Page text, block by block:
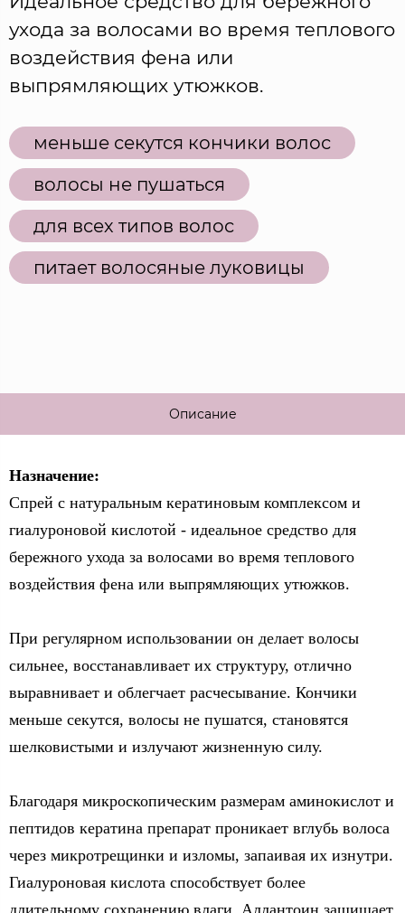
ухода за волосами во время теплового
воздействия фена или
выпрямляющих утюжков.
меньше секутся кончики волос
волосы не пушаться
для всех типов волос
питает волосяные луковицы
Описание
Назначение:
Спрей с натуральным кератиновым комплексом и
гиалуроновой кислотой - идеальное средство для
бережного ухода за волосами во время теплового
воздействия фена или выпрямляющих утюжков.
При регулярном использовании он делает волосы
сильнее, восстанавливает их структуру, отлично
выравнивает и облегчает расчесывание. Кончики
меньше секутся, волосы не пушатся, становятся
шелковистыми и излучают жизненную силу.
Благодаря микроскопическим размерам аминокислот и
пептидов кератина препарат проникает вглубь волоса
через микротрещинки и изломы, запаивая их изнутри.
Гиалуроновая кислота способствует более
длительному сохранению влаги. Аллантоин защищает